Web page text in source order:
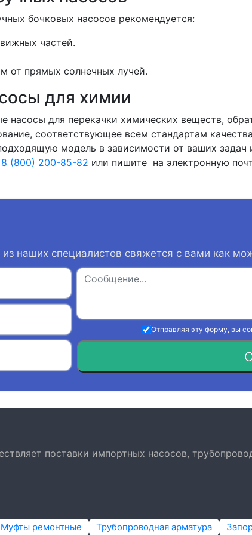
бочковых насосов рекомендуется:
частей.
от прямых солнечных лучей.
для химии
для перекачки химических веществ,
соответствующее всем стандартам
модель в зависимости от ваших задач
8 (800) 200-85-82 или пишите на электронную
наших специалистов свяжется с вами как
Отправляя эту форму, вы
поставки импортных насосов,
Муфты ремонтные Трубопроводная арматура